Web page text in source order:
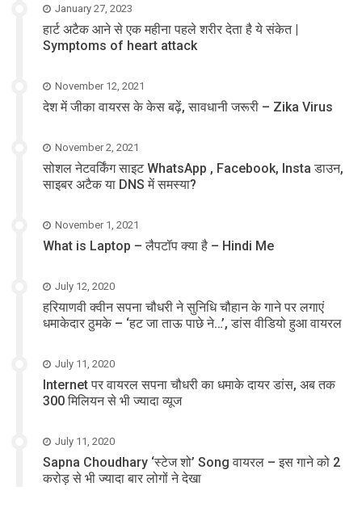
January 27, 2023
हार्ट अटैक आने से एक महीना पहले शरीर देता है ये संकेत |
Symptoms of heart attack
November 12, 2021
देश में जीका वायरस के केस बढ़ें, सावधानी जरूरी – Zika Virus
November 2, 2021
सोशल नेटवर्किंग साइट WhatsApp , Facebook, Insta डाउन,
साइबर अटैक या DNS में समस्या?
November 1, 2021
What is Laptop – लैपटॉप क्या है – Hindi Me
July 12, 2020
हरियाणवी क्वीन सपना चौधरी ने सुनिधि चौहान के गाने पर लगाएं
धमाकेदार ठुमके – ‘हट जा ताऊ पाछे ने…’, डांस वीडियो हुआ वायरल
July 11, 2020
Internet पर वायरल सपना चौधरी का धमाके दायर डांस, अब तक
300 मिलियन से भी ज्यादा व्यूज
July 11, 2020
Sapna Choudhary ‘स्टेज शो’ Song वायरल – इस गाने को 2
करोड़ से भी ज्यादा बार लोगों ने देखा